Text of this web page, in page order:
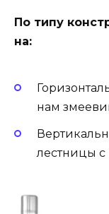
По типу
на:
нам
лестницы